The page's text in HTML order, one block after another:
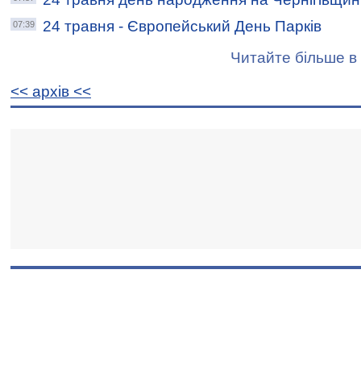
07:39
24 травня - Європейський День Парків
Читайте більше в
<< архiв <<